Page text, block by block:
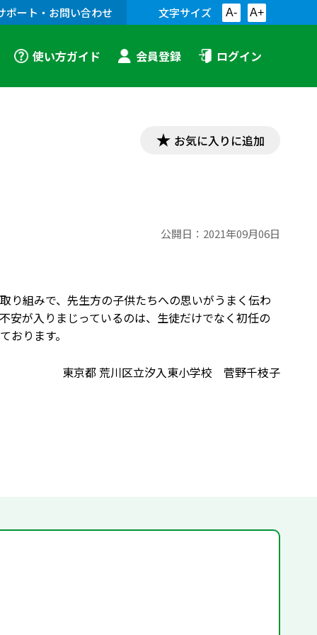
ポート・お問い合わせ 文字サイズ A- A+
使い方ガイド 会員登録 ログイン
お気に入りに追加
公開日： 2021年09月06日
り組みで、先生方の子供たちへの思いがうまく伝わ
安が入りまじっているのは、生徒だけでなく初任の
ります。
東京都 荒川区立汐入東小学校 菅野千枝子